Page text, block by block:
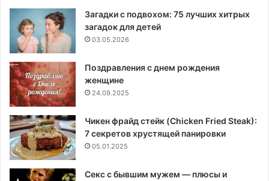
Загадки с подвохом: 75 лучших хитрых
загадок для детей
03.05.2026
Поздравления с днем рождения
женщине
24.09.2025
Чикен фрайд стейк (Chicken Fried Steak):
7 секретов хрустящей панировки
05.01.2025
Секс с бывшим мужем — плюсы и